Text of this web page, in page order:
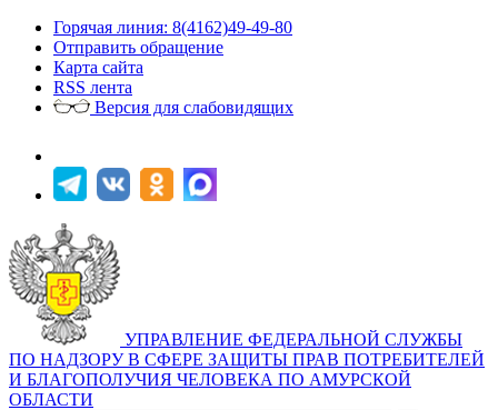
Горячая линия: 8(4162)49-49-80
Отправить обращение
Карта сайта
RSS лента
Версия для слабовидящих
УПРАВЛЕНИЕ ФЕДЕРАЛЬНОЙ СЛУЖБЫ
ПО НАДЗОРУ В СФЕРЕ ЗАЩИТЫ ПРАВ ПОТРЕБИТЕЛЕЙ
И БЛАГОПОЛУЧИЯ ЧЕЛОВЕКА ПО АМУРСКОЙ
ОБЛАСТИ